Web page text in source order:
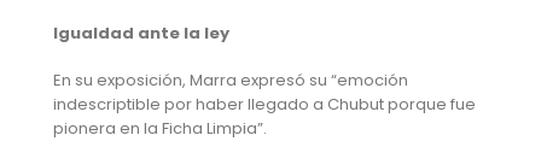
Igualdad ante la ley
En su exposición, Marra expresó su “emoción
indescriptible por haber llegado a Chubut porque fue
pionera en la Ficha Limpia”.